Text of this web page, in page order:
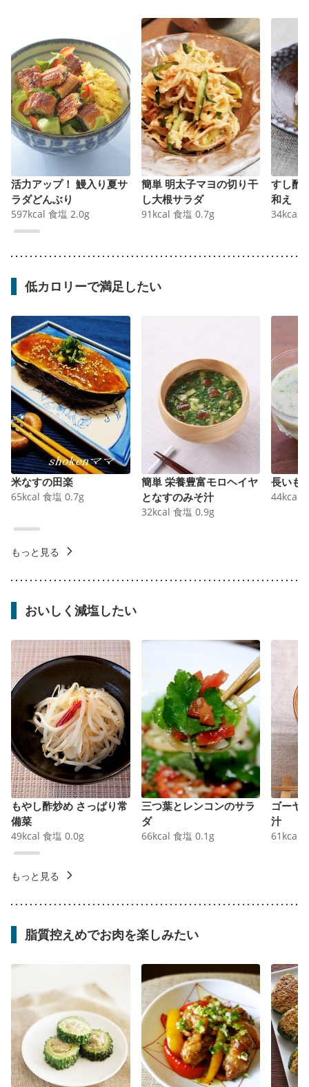
活力アップ！ 鰻入り夏サ
ラダどんぶり
597kcal 食塩 2.0g
簡単 明太子マヨの切り干
し大根サラダ
91 kcal 食塩 0.7g
すし酢
和え
34kcal
低カロリーで満足したい
米なすの田楽
65kcal 食塩 0.7g
簡単 栄養豊富モロヘイヤ
となすのみそ汁
32kcal 食塩 0.9g
長いも
44kcal
もっと見る
おいしく減塩したい
もやし酢炒め さっぱり常
備菜
49kcal 食塩 0.0g
三つ葉とレンコンのサラ
ダ
66kcal 食塩 0.1 g
ゴーヤ
汁
61 kcal
もっと見る
脂質控えめでお肉を楽しみたい